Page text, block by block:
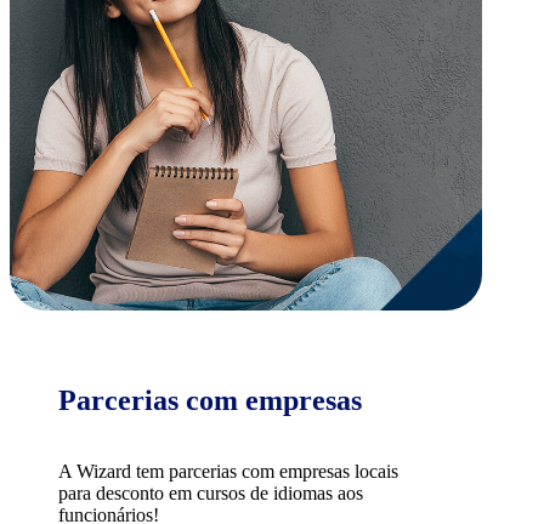
Parcerias com empresas
A Wizard tem parcerias com empresas locais
para desconto em cursos de idiomas aos
funcionários!